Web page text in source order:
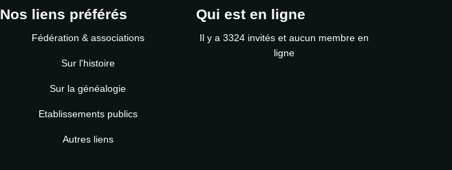
Nos liens préférés
Fédération & associations
Sur l'histoire
Sur la généalogie
Etablissements publics
Autres liens
Qui est en ligne
Il y a 3324 invités et aucun membre en
ligne